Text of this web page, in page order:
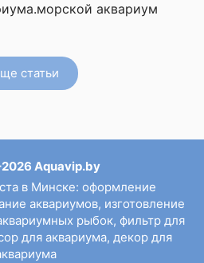
аквариум
статьи
Aquavip.by
в Минске: оформление
аквариумов, изготовление
рыбок, фильтр для
для аквариума, декор для